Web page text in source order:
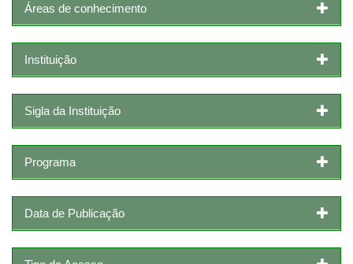
Áreas de conhecimento
Instituição
Sigla da Instituição
Programa
Data de Publicação